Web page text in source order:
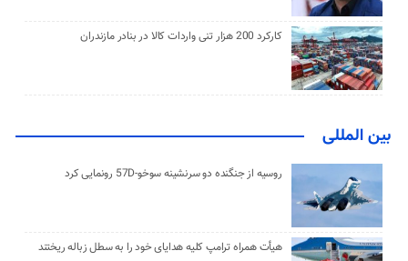
کارکرد 200 هزار تنی واردات کالا در بنادر مازندران
بین المللی
روسیه از جنگنده دو سرنشینه سوخو-57D رونمایی کرد
هیأت همراه ترامپ کلیه هدایای خود را به سطل زباله ریختند